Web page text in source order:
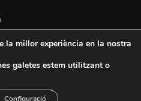
la millor experiència en la nostra
galetes estem utilitzant o
Configuració